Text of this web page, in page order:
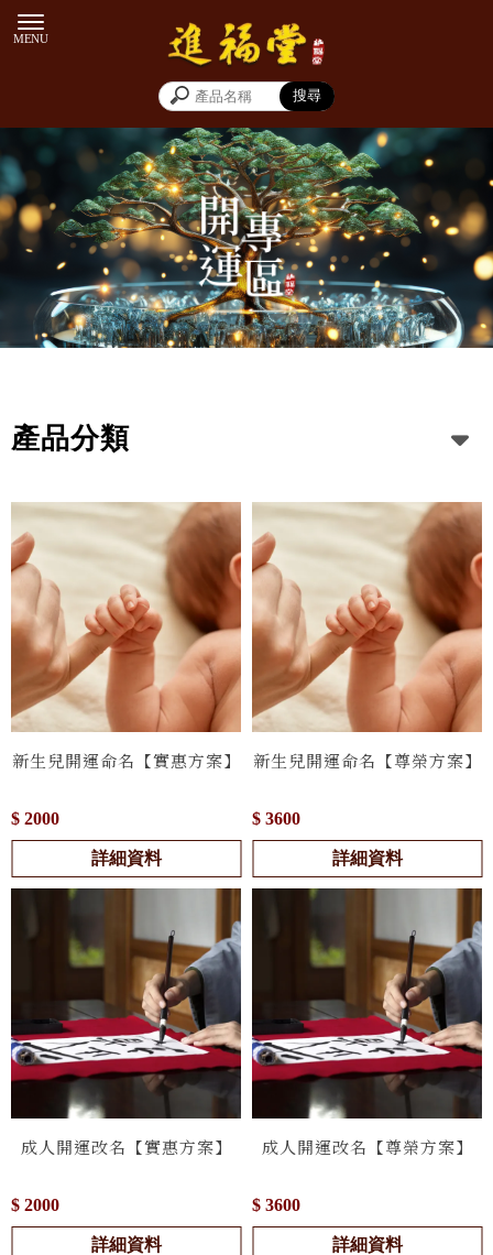
開運專區
產品分類
新生兒開運命名【實惠方案】
$ 2000
詳細資料
新生兒開運命名【尊榮方案】
$ 3600
詳細資料
成人開運改名【實惠方案】
$ 2000
詳細資料
成人開運改名【尊榮方案】
$ 3600
詳細資料